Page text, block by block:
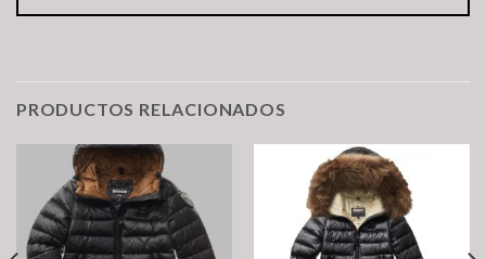
PRODUCTOS RELACIONADOS